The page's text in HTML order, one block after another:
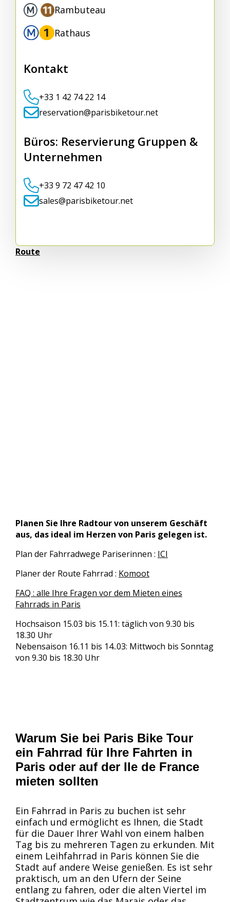
Rambuteau
Rathaus
Kontakt
+33 1 42 74 22 14
reservation@parisbiketour.net
Büros: Reservierung Gruppen &
Unternehmen
+33 9 72 47 42 10
sales@parisbiketour.net
Route
Planen Sie Ihre Radtour von unserem Geschäft
aus, das ideal im Herzen von Paris gelegen ist.
Plan der Fahrradwege Pariserinnen : ICI
Planerder Route Fahrrad : Komoot
FAQ : alle Ihre Fragen vor dem Mieten eines
Fahrrads in Paris
Hochsaison 15.03 bis 15.11: täglich von 9.30 bis
18.30 Uhr
Nebensaison 16.11 bis 14..03: Mittwoch bis Sonntag
von 9.30 bis 18.30 Uhr
Warum Sie bei Paris Bike Tour
ein Fahrrad für Ihre Fahrten in
Paris oder auf der Ile de France
mieten sollten
Ein Fahrrad in Paris zu buchen ist sehr
einfach und ermöglicht es Ihnen, die Stadt
für die Dauer Ihrer Wahl von einem halben
Tag bis zu mehreren Tagen zu erkunden. Mit
einem Leihfahrrad in Paris können Sie die
Stadt auf andere Weise genießen. Es ist sehr
praktisch, um an den Ufern der Seine
entlang zu fahren, oder die alten Viertel im